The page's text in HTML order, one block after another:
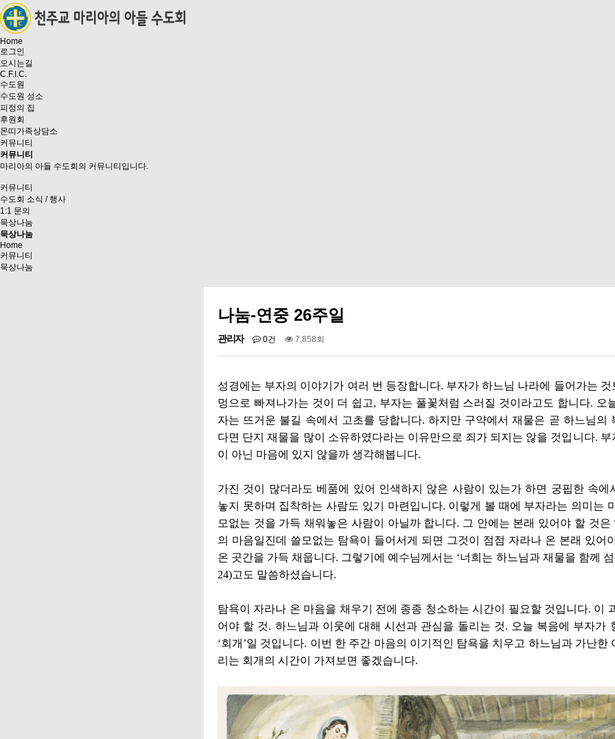
Home
로그인
오시는길
C.F.I.C.
수도원
수도원 성소
피정의 집
후원회
몬띠가족상담소
커뮤니티
커뮤니티
마리아의 아들 수도회의 커뮤니티입니다.
커뮤니티
수도회 소식 / 행사
1:1 문의
묵상나눔
묵상나눔
Home
커뮤니티
묵상나눔
나눔-연중 26주일
관리자 0건 7,858회
성경에는 부자의 이야기가 여러 번 등장합니다. 부자가 하느님 나라에 들어가는
멍으로 빠져나가는 것이 더 쉽고, 부자는 풀꽃처럼 스러질 것이라고도 합니다. 오
자는 뜨거운 불길 속에서 고초를 당합니다.하지만 구약에서 재물은 곧 하느님의
다면 단지 재물을 많이 소유하였다라는 이유만으로 죄가 되지는 않을 것입니다. 부
이 아닌 마음에 있지 않을까 생각해봅니다.
가진 것이 많더라도 베품에 있어 인색하지 않은 사람이 있는가 하면 궁핍한 속에
놓지 못하며 집착하는 사람도 있기 마련입니다. 이렇게 볼 때에 부자라는 의미는
모없는 것을 가득 채워놓은 사람이 아닐까 합니다. 그 안에는 본래 있어야 할 것은
의 마음일진데 쓸모없는 탐욕이 들어서게 되면 그것이 점점 자라나 온 본래 있어
온 곳간을 가득 채웁니다. 그렇기에 예수님께서는 ‘너희는 하느님과 재물을 함께
24)고도 말씀하셨습니다.
탐욕이 자라나 온 마음을 채우기 전에 종종 청소하는 시간이 필요할 것입니다. 이
어야 할 것. 하느님과 이웃에 대해 시선과 관심을 돌리는 것. 오늘 복음에 부자가
‘회개 ’일 것입니다. 이번 한 주간 마음의 이기적인 탐욕을 치우고 하느님과 가난한
리는 회개의 시간이 가져보면 좋겠습니다.